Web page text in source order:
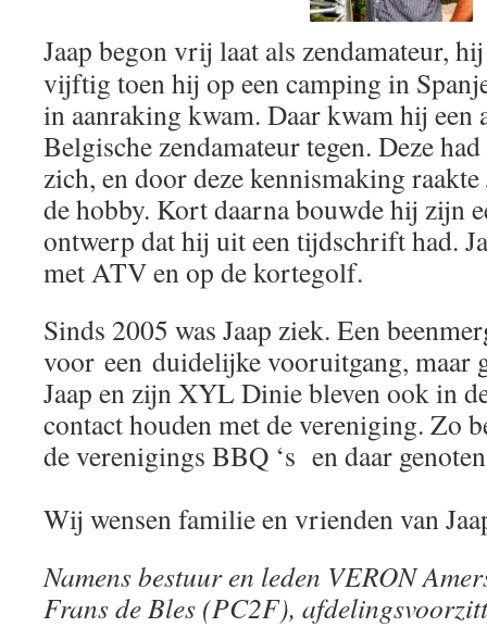
Jaap begon vrij laat als zendamateur,
vijftig toen hij op een camping in
in aanraking kwam. Daar kwam hij een
Belgische zendamateur tegen. Deze
zich, en door deze kennismaking
de hobby. Kort daarna bouwde hij zijn
ontwerp dat hij uit een tijdschrift had.
met ATV en op de kortegolf.
Sinds 2005 was Jaap ziek. Een
voor een duidelijke vooruitgang, maar
Jaap en zijn XYL Dinie bleven ook in
contact houden met de vereniging. Zo
de verenigings BBQ ‘s en daar
Wij wensen familie en vrienden van
Namens bestuur en leden VERON
Frans de Bles (PC2F),